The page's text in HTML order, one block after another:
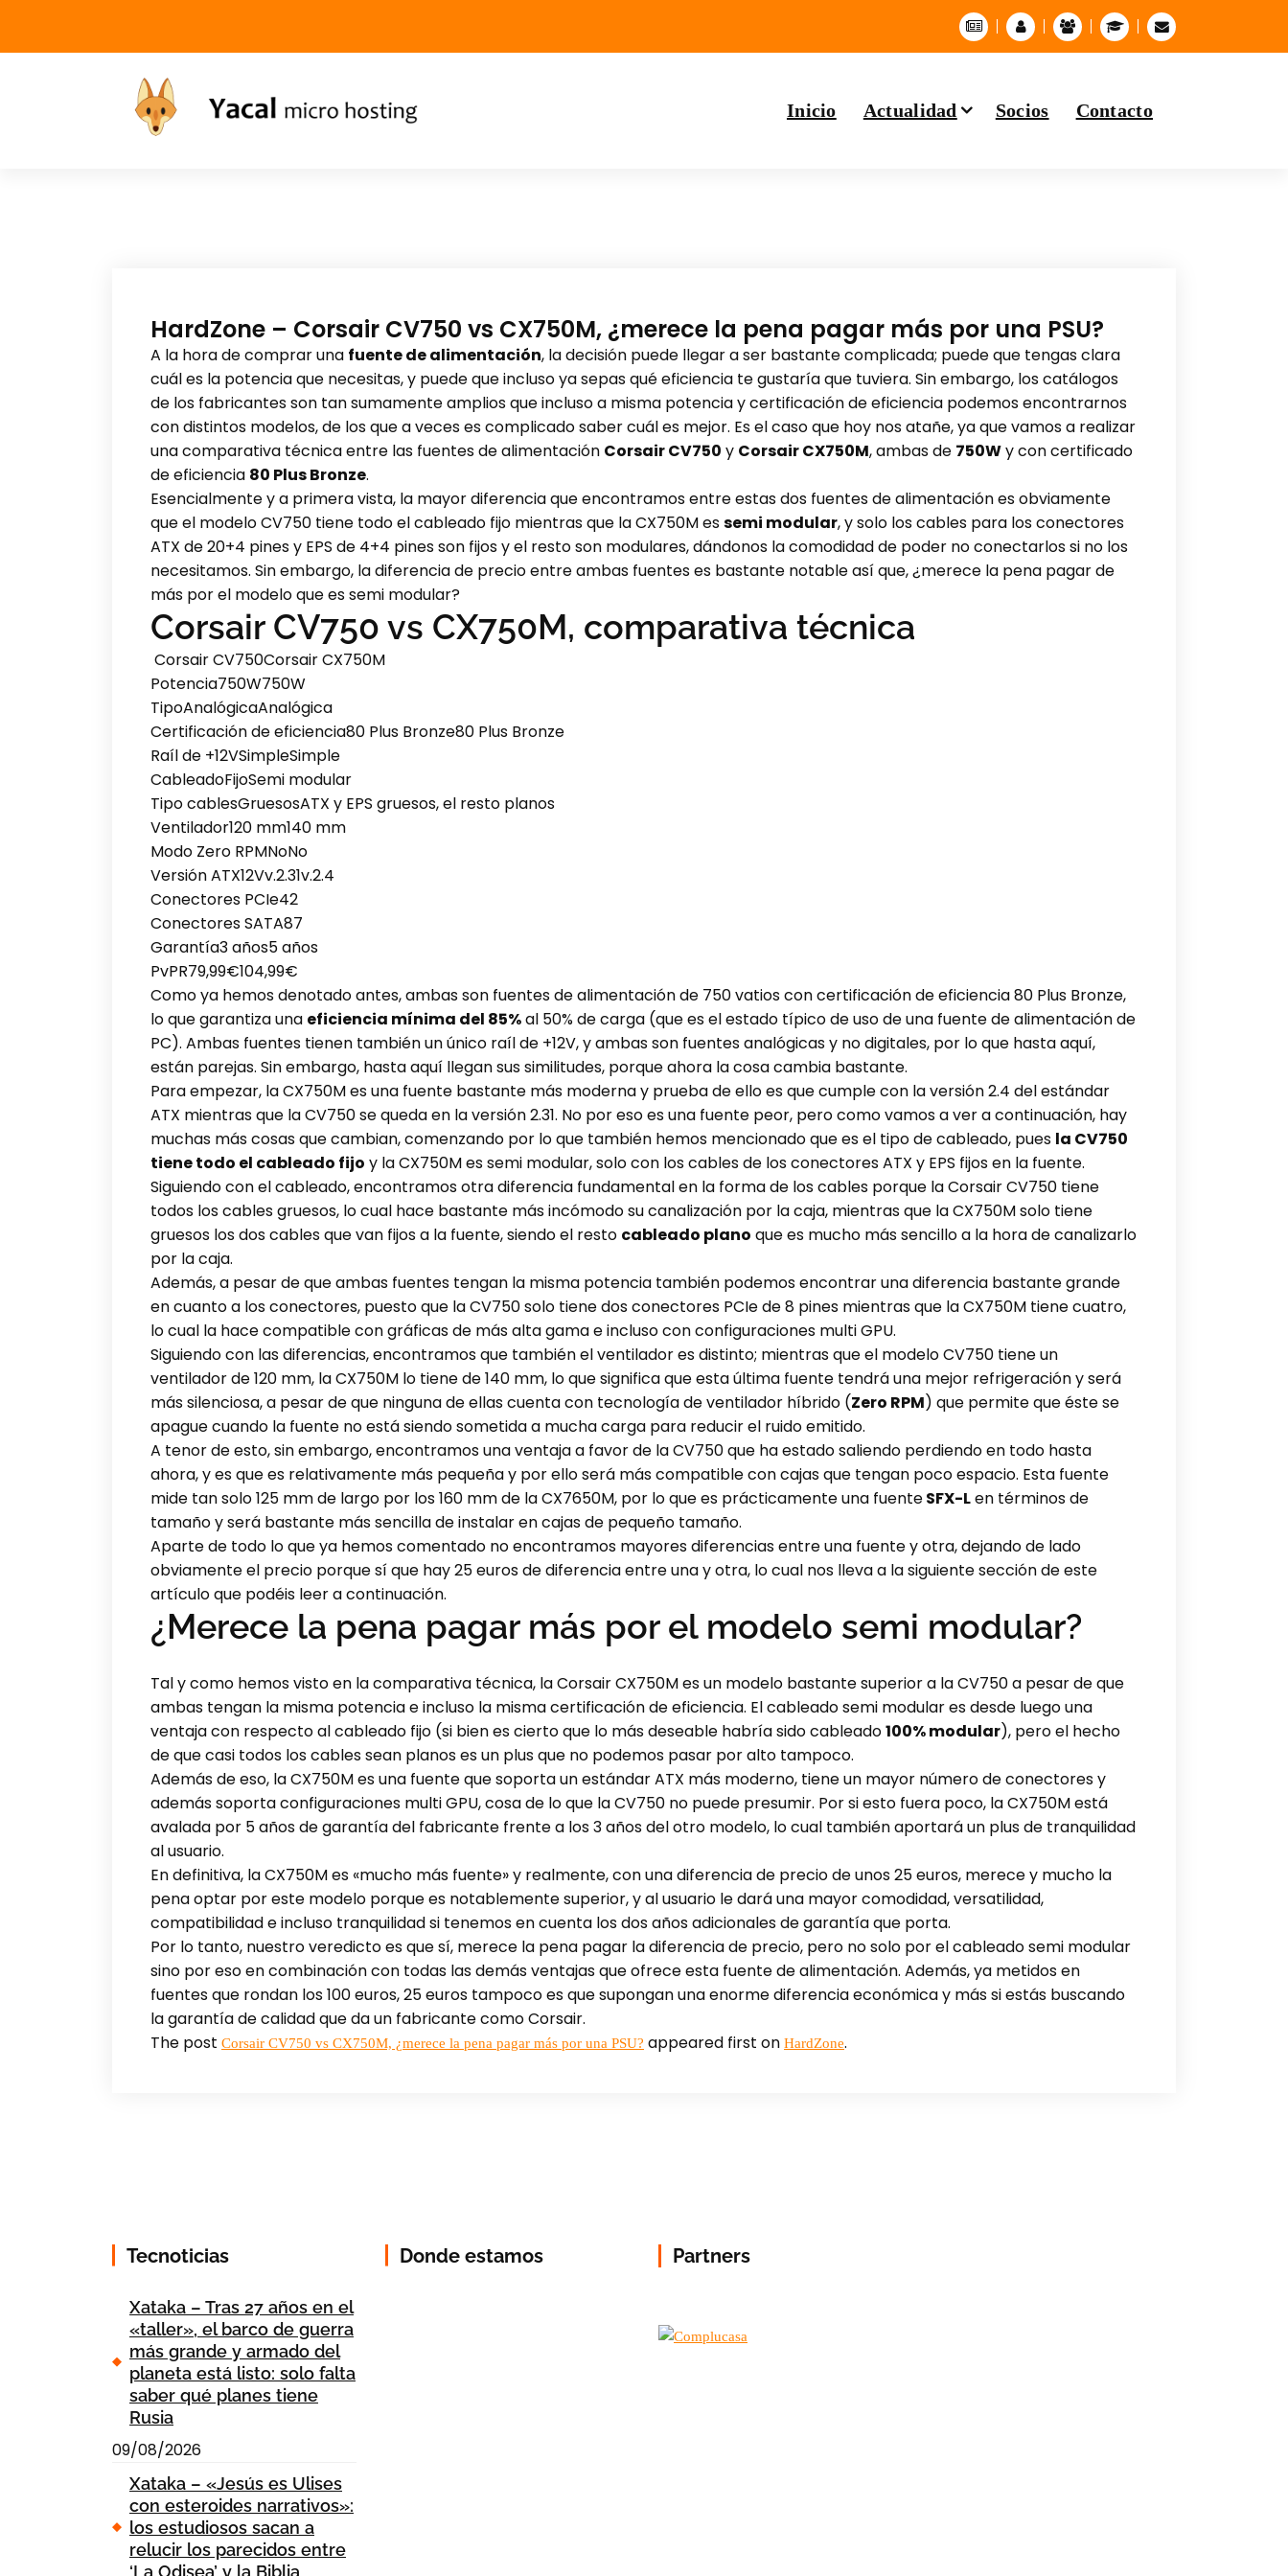
Inicio Actualidad Socios Contacto
HardZone – Corsair CV750 vs CX750M, ¿merece la pena pagar más por una PSU?
A la hora de comprar una fuente de alimentación, la decisión puede llegar a ser bastante complicada; puede que tengas clara
cuál es la potencia que necesitas, y puede que incluso ya sepas qué eficiencia te gustaría que tuviera. Sin embargo, los catálogos
de los fabricantes son tan sumamente amplios que incluso a misma potencia y certificación de eficiencia podemos encontrarnos
con distintos modelos, de los que a veces es complicado saber cuál es mejor. Es el caso que hoy nos atañe, ya que vamos a realizar
una comparativa técnica entre las fuentes de alimentación Corsair CV750 y Corsair CX750M, ambas de 750Wy con certificado
de eficiencia 80 Plus Bronze.
Esencialmente y a primera vista, la mayor diferencia que encontramos entre estas dos fuentes de alimentación es obviamente
que el modelo CV750 tiene todo el cableado fijo mientras que la CX750M essemi modular, y solo los cables para los conectores
ATX de 20+4 pines y EPS de 4+4 pines son fijos y el resto son modulares, dándonos la comodidad de poder no conectarlos si no los
necesitamos. Sin embargo, la diferencia de precio entre ambas fuentes es bastante notable así que, ¿merece la pena pagar de
más por el modelo que es semi modular?
Corsair CV750 vs CX750M, comparativa técnica
Corsair CV750Corsair CX750M
Potencia750W750W
TipoAnalógicaAnalógica
Certificación de eficiencia80 Plus Bronze80 Plus Bronze
Raíl de +12VSimpleSimple
CableadoFijoSemi modular
Tipo cablesGruesosATX y EPS gruesos, el resto planos
Ventilador120 mm140 mm
Modo Zero RPMNoNo
Versión ATX12Vv.2.31v.2.4
Conectores PCIe42
Conectores SATA87
Garantía3 años5 años
PvPR79,99€104,99€
Como ya hemos denotado antes, ambas son fuentes de alimentación de 750 vatios con certificación de eficiencia 80 Plus Bronze,
lo que garantiza una eficiencia mínima del 85%al 50% de carga (que es el estado típico de uso de una fuente de alimentación de
PC). Ambas fuentes tienen también un único raíl de +12V, y ambas son fuentes analógicas y no digitales, por lo que hasta aquí,
están parejas. Sin embargo, hasta aquí llegan sus similitudes, porque ahora la cosa cambia bastante.
Para empezar, la CX750M es una fuente bastante más moderna y prueba de ello es que cumple con la versión 2.4 del estándar
ATX mientras que la CV750 se queda en la versión 2.31. No por eso es una fuente peor, pero como vamos a ver a continuación, hay
muchas más cosas que cambian, comenzando por lo que también hemos mencionado que es el tipo de cableado, pues la CV750
tiene todo el cableado fijo y la CX750M es semi modular, solo con los cables de los conectores ATX y EPS fijos en la fuente.
Siguiendo con el cableado, encontramos otra diferencia fundamental en la forma de los cables porque la Corsair CV750 tiene
todos los cables gruesos, lo cual hace bastante más incómodo su canalización por la caja, mientras que la CX750M solo tiene
gruesos los dos cables que van fijos a la fuente, siendo el resto cableado plano que es mucho más sencillo a la hora de canalizarlo
por la caja.
Además, a pesar de que ambas fuentes tengan la misma potencia también podemos encontrar una diferencia bastante grande
en cuanto a los conectores, puesto que la CV750 solo tiene dos conectores PCIe de 8 pines mientras que la CX750M tiene cuatro,
lo cual la hace compatible con gráficas de más alta gama e incluso con configuraciones multi GPU.
Siguiendo con las diferencias, encontramos que también el ventilador es distinto; mientras que el modelo CV750 tiene un
ventilador de 120 mm, la CX750M lo tiene de 140 mm, lo que significa que esta última fuente tendrá una mejor refrigeración y será
más silenciosa, a pesar de que ninguna de ellas cuenta con tecnología de ventilador híbrido (Zero RPM) que permite que éste se
apague cuando la fuente no está siendo sometida a mucha carga para reducir el ruido emitido.
A tenor de esto, sin embargo, encontramos una ventaja a favor de la CV750 que ha estado saliendo perdiendo en todo hasta
ahora, y es que es relativamente más pequeña y por ello será más compatible con cajas que tengan poco espacio. Esta fuente
mide tan solo 125 mm de largo por los 160 mm de la CX7650M, por lo que es prácticamente una fuenteSFX-Len términos de
tamaño y será bastante más sencilla de instalar en cajas de pequeño tamaño.
Aparte de todo lo que ya hemos comentado no encontramos mayores diferencias entre una fuente y otra, dejando de lado
obviamente el precio porque sí que hay 25 euros de diferencia entre una y otra, lo cual nos lleva a la siguiente sección de este
artículo que podéis leer a continuación.
¿Merece la pena pagar más por el modelo semi modular?
Tal y como hemos visto en la comparativa técnica, la Corsair CX750M es un modelo bastante superior a la CV750 a pesar de que
ambas tengan la misma potencia e incluso la misma certificación de eficiencia. El cableado semi modular es desde luego una
ventaja con respecto al cableado fijo (si bien es cierto que lo más deseable habría sido cableado100% modular), pero el hecho
de que casi todos los cables sean planos es un plus que no podemos pasar por alto tampoco.
Además de eso, la CX750M es una fuente que soporta un estándar ATX más moderno, tiene un mayor número de conectores y
además soporta configuraciones multi GPU, cosa de lo que la CV750 no puede presumir. Por si esto fuera poco, la CX750M está
avalada por 5 años de garantía del fabricante frente a los 3 años del otro modelo, lo cual también aportará un plus de tranquilidad
al usuario.
En definitiva, la CX750M es «mucho más fuente» y realmente, con una diferencia de precio de unos 25 euros, merece y mucho la
pena optar por este modelo porque es notablemente superior, y al usuario le dará una mayor comodidad, versatilidad,
compatibilidad e incluso tranquilidad si tenemos en cuenta los dos años adicionales de garantía que porta.
Por lo tanto, nuestro veredicto es que sí, merece la pena pagar la diferencia de precio, pero no solo por el cableado semi modular
sino por eso en combinación con todas las demás ventajas que ofrece esta fuente de alimentación. Además, ya metidos en
fuentes que rondan los 100 euros, 25 euros tampoco es que supongan una enorme diferencia económica y más si estás buscando
la garantía de calidad que da un fabricante como Corsair.
The post Corsair CV750 vs CX750M, ¿merece la pena pagar más por una PSU? appeared first on HardZone.
Tecnoticias
Xataka – Tras 27 años en el
«taller», el barco de guerra
más grande y armado del
planeta está listo: solo falta
saber qué planes tiene
Rusia
09/08/2026
Xataka – «Jesús es Ulises
con esteroides narrativos»:
los estudiosos sacan a
relucir los parecidos entre
‘La Odisea’ y la Biblia
Donde estamos Partners